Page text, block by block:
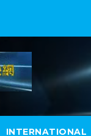
INTERNATIONAL